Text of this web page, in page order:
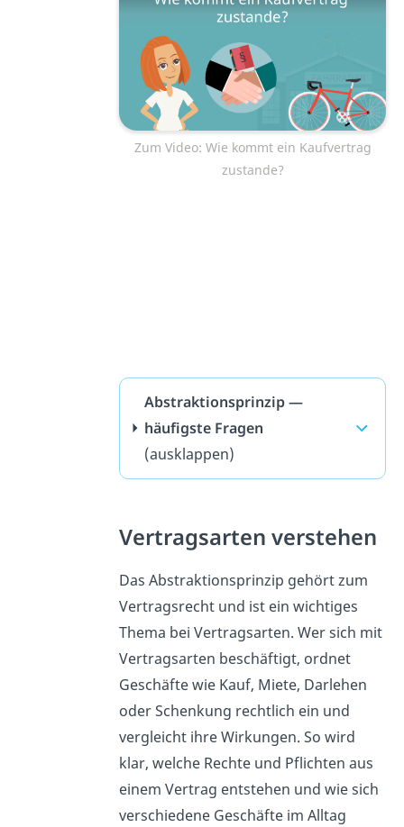
Zum Video: Wie kommt ein Kaufvertrag
zustande?
Abstraktionsprinzip —
häufigste Fragen
(ausklappen)
Vertragsarten verstehen
Das Abstraktionsprinzip gehört zum
Vertragsrecht und ist ein wichtiges
Thema bei Vertragsarten. Wer sich mit
Vertragsarten beschäftigt, ordnet
Geschäfte wie Kauf, Miete, Darlehen
oder Schenkung rechtlich ein und
vergleicht ihre Wirkungen. So wird
klar, welche Rechte und Pflichten aus
einem Vertrag entstehen und wie sich
verschiedene Geschäfte im Alltag